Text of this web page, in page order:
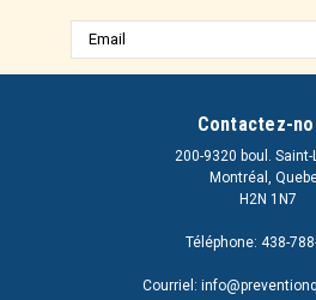
Adresse
e-
Contactez-
200-9320 boul.
Montréal,
H2N 1N7
Téléphone: 438-
Courriel: